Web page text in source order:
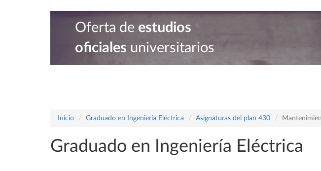
Oferta de estudios
oficiales universitarios
Inicio Graduado en Ingeniería Eléctrica Asignaturas del plan 430
Graduado en Ingeniería Eléctrica